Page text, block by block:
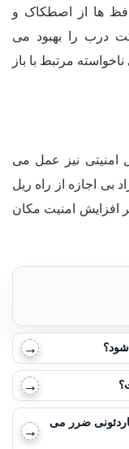
ها از اصطکاک و
درب را بهبود می
مرتبط با باز
امنیتی نیز عمل می
بی اجازه از راه ریل
افزایش امنیت مکان
ضرر می